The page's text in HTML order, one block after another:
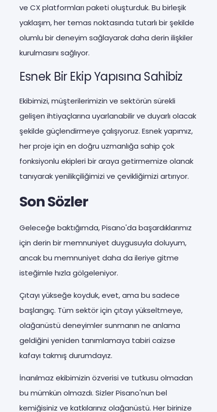
ve CX platformları paketi oluşturduk. Bu birleşik
yaklaşım, her temas noktasında tutarlı bir şekilde
olumlu bir deneyim sağlayarak daha derin ilişkiler
kurulmasını sağlıyor.
Esnek Bir Ekip Yapısına Sahibiz
Ekibimizi, müşterilerimizin ve sektörün sürekli
gelişen ihtiyaçlarına uyarlanabilir ve duyarlı olacak
şekilde güçlendirmeye çalışıyoruz. Esnek yapımız,
her proje için en doğru uzmanlığa sahip çok
fonksiyonlu ekipleri bir araya getirmemize olanak
tanıyarak yenilikçiliğimizi ve çevikliğimizi artırıyor.
Son Sözler
Geleceğe baktığımda, Pisano'da başardıklarımız
için derin bir memnuniyet duygusuyla doluyum,
ancak bu memnuniyet daha da ileriye gitme
isteğimle hızla gölgeleniyor.
Çıtayı yükseğe koyduk, evet, ama bu sadece
başlangıç. Tüm sektör için çıtayı yükseltmeye,
olağanüstü deneyimler sunmanın ne anlama
geldiğini yeniden tanımlamaya tabiri caizse
kafayı takmış durumdayız.
İnanılmaz ekibimizin özverisi ve tutkusu olmadan
bu mümkün olmazdı. Sizler Pisano'nun bel
kemiğisiniz ve katkılarınız olağanüstü. Her birinize